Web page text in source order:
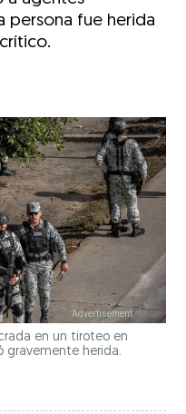
persona fue herida
EmailFacebook
mediante Twitter
actual mediante LinkedIn
artículo actual mediante
en un tiroteo en
gravemente herida.